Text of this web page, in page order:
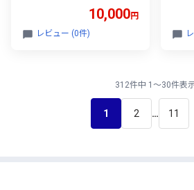
ーム ice aisu あいす あいす
くりーむ
10,000円
レビュー (0件)
312件中 1～30件表
1 2 … 11